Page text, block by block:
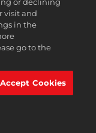
십시오
2K, Firaxis Games,
of Take-Two
자산입니다.
visit and
in the
go to the
Accept Cookies